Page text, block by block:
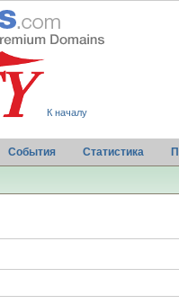
К началу
События Статистика